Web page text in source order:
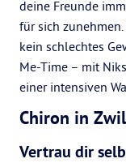
deine Freunde
für sich
kein schlechtes
Me-Time – mit
einer intensiven
Chiron in
Vertrau dir